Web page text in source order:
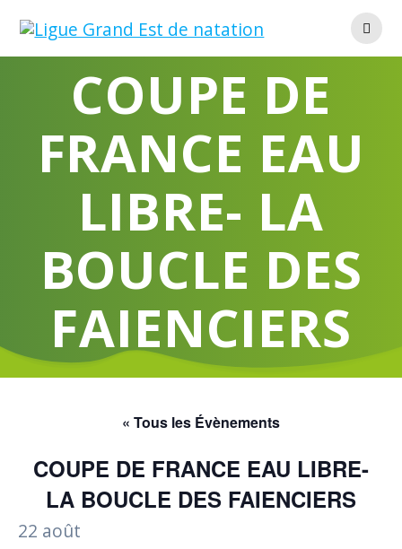
to
COUPE DE
FRANCE EAU
LIBRE- LA
BOUCLE DES
FAIENCIERS
« Tous les Évènements
COUPE DE FRANCE EAU LIBRE-
LA BOUCLE DES FAIENCIERS
22 août